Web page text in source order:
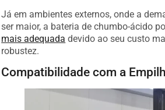
Já em ambientes externos, onde a
ser maior, a bateria de chumbo-ácido
mais adequada devido ao seu custo
robustez.
Compatibilidade com a